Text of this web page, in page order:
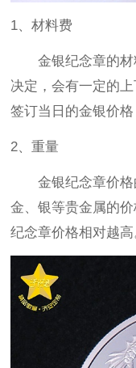
1、材料费
金银纪念章的
决定，会有一定的
签订当日的金银价格
2、重量
金银纪念章价
金、银等贵金属的
纪念章价格相对越高